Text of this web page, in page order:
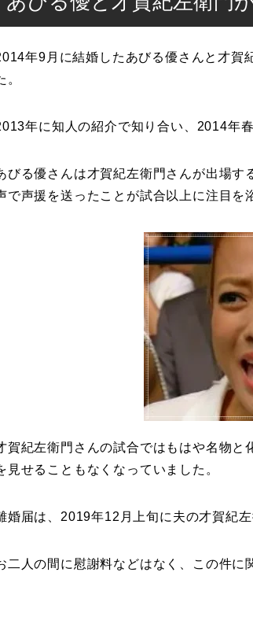
年9月に結婚したあびる優さんと才賀
。
年に知人の紹介で知り合い、2014年
びる優さんは才賀紀左衛門さんが出場す
で声援を送ったことが試合以上に注目を
賀紀左衛門さんの試合ではもはや名物
見せることもなくなっていました。
婚届は、2019年12月上旬に夫の才賀紀
二人の間に慰謝料などはなく、この件に